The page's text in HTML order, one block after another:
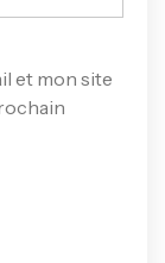
et mon site